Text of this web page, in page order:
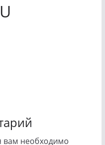
вам необходимо